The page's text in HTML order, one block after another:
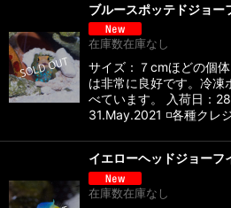
ブルースポッテドジョー
在庫数在庫なし
サイズ：７cmほどの個
は非常に良好です。冷凍
べています。 入荷日：
31.May.2021 ◽️各種クレ
イエローヘッドジョーフ
在庫数在庫なし